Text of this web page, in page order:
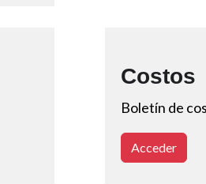
Costos
Boletín de
Acceder